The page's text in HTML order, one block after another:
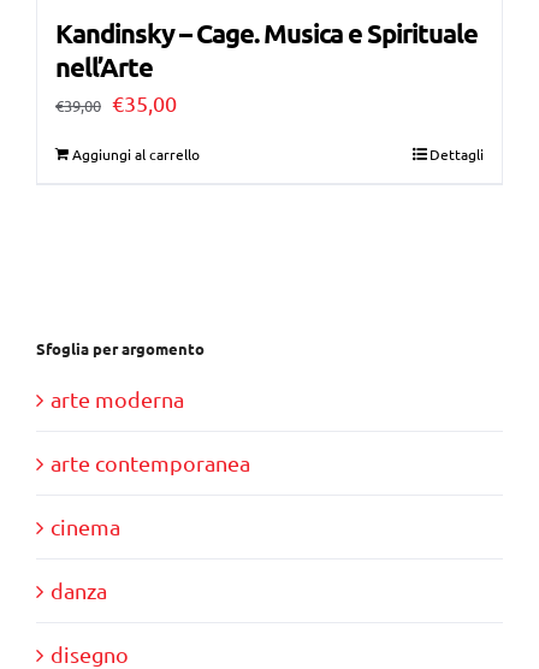
Kandinsky – Cage. Musica e Spirituale
nell’Arte
€39,00 Il
€35,00Il
Aggiungi al carrello Dettagli
Sfoglia per argomento
arte moderna
arte contemporanea
cinema
danza
disegno